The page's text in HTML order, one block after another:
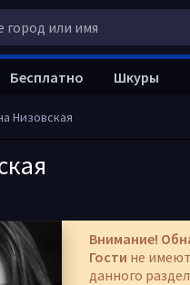
Низовская
Внимание!
Гости не
данного
Бесплатно Шкуры